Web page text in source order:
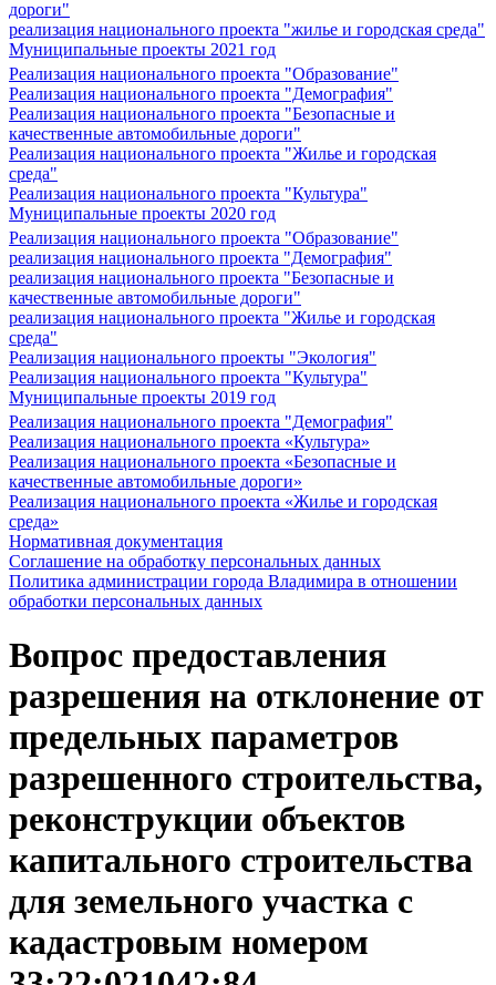
дороги"
реализация национального проекта "жилье и городская среда"
Муниципальные проекты 2021 год
Реализация национального проекта "Образование"
Реализация национального проекта "Демография"
Реализация национального проекта "Безопасные и
качественные автомобильные дороги"
Реализация национального проекта "Жилье и городская
среда"
Реализация национального проекта "Культура"
Муниципальные проекты 2020 год
Реализация национального проекта "Образование"
реализация национального проекта "Демография"
реализация национального проекта "Безопасные и
качественные автомобильные дороги"
реализация национального проекта "Жилье и городская
среда"
Реализация национального проекты "Экология"
Реализация национального проекта "Культура"
Муниципальные проекты 2019 год
Реализация национального проекта "Демография"
Реализация национального проекта «Культура»
Реализация национального проекта «Безопасные и
качественные автомобильные дороги»
Реализация национального проекта «Жилье и городская
среда»
Нормативная документация
Соглашение на обработку персональных данных
Политика администрации города Владимира в отношении
обработки персональных данных
Вопрос предоставления
разрешения на отклонение от
предельных параметров
разрешенного строительства,
реконструкции объектов
капитального строительства
для земельного участка с
кадастровым номером